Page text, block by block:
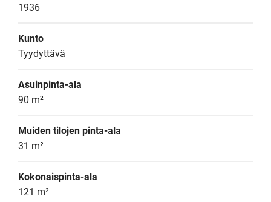
1936
Kunto
Tyydyttävä
Asuinpinta-ala
90 m²
Muiden tilojen pinta-ala
31 m²
Kokonaispinta-ala
121 m²